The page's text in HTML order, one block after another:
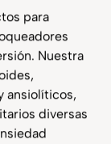
para
Nuestra
ansiolíticos,
diversas